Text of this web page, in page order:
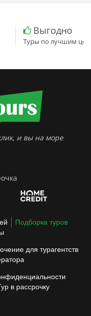
Выгодно
Туры по лучшим
и вы на море
Подборка туров
для турагентств
в рассрочку